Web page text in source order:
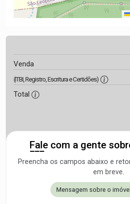
Venda
(ITBI, Registro, Escritura e Certidões)
Total
Fale com a gente
Preencha os campos abaixo e
em breve.
Mensagem sobre o imóvel